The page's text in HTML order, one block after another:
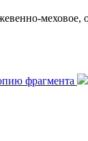
меховое,
фрагмента